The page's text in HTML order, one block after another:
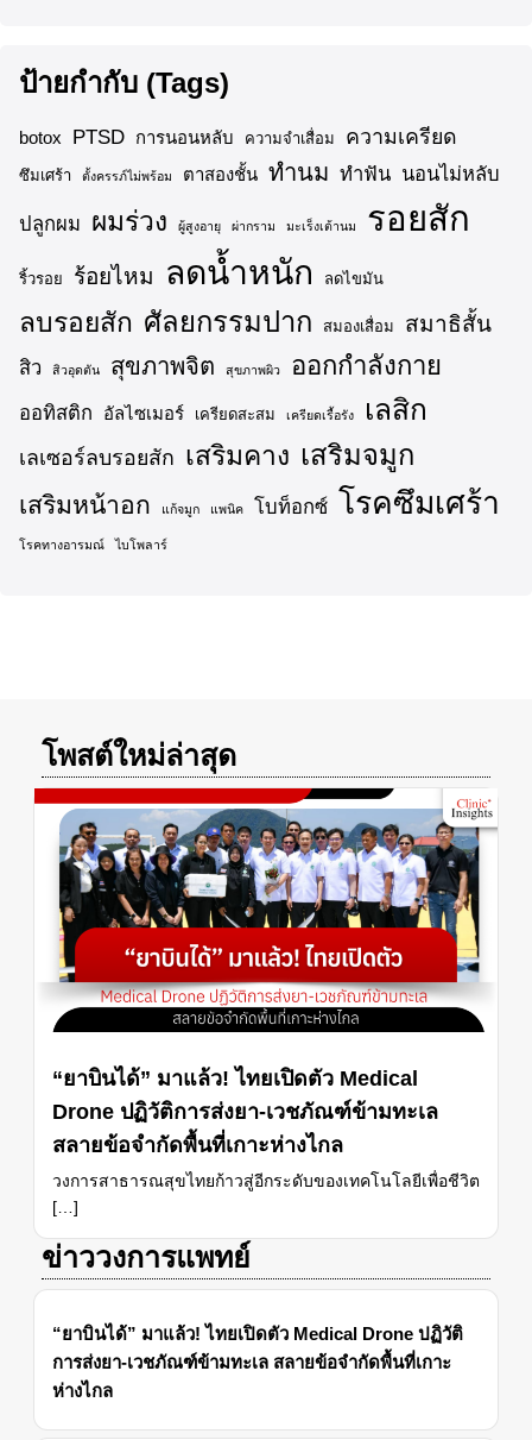
ป้ายกำกับ (Tags)
botox PTSD การนอนหลับ ความจำเสื่อม ความเครียด
ซึมเศร้า ตั้งครรภ์ไม่พร้อม ตาสองชั้น ทำนม ทำฟัน นอนไม่หลับ
ปลูกผม ผมร่วง ผู้สูงอายุ ผ่ากราม มะเร็งเต้านม รอยสัก
ริ้วรอย ร้อยไหม ลดน้ำหนัก ลดไขมัน
ลบรอยสัก ศัลยกรรมปาก สมองเสื่อม สมาธิสั้น
สิว สิวอุดตัน สุขภาพจิต สุขภาพผิว ออกกำลังกาย
ออทิสติก อัลไซเมอร์ เครียดสะสม เครียดเรื้อรัง เลสิก
เลเซอร์ลบรอยสัก เสริมคาง เสริมจมูก
เสริมหน้าอก แก้จมูก แพนิค โบท็อกซ์ โรคซึมเศร้า
โรคทางอารมณ์ ไบโพลาร์
โพสต์ใหม่ล่าสุด
“ยาบินได้” มาแล้ว! ไทยเปิดตัว Medical
Drone ปฏิวัติการส่งยา-เวชภัณฑ์ข้ามทะเล
สลายข้อจำกัดพื้นที่เกาะห่างไกล
วงการสาธารณสุขไทยก้าวสู่อีกระดับของเทคโนโลยีเพื่อชีวิต
[…]
ข่าววงการแพทย์
“ยาบินได้” มาแล้ว! ไทยเปิดตัว Medical Drone ปฏิวัติ
การส่งยา-เวชภัณฑ์ข้ามทะเล สลายข้อจำกัดพื้นที่เกาะ
ห่างไกล